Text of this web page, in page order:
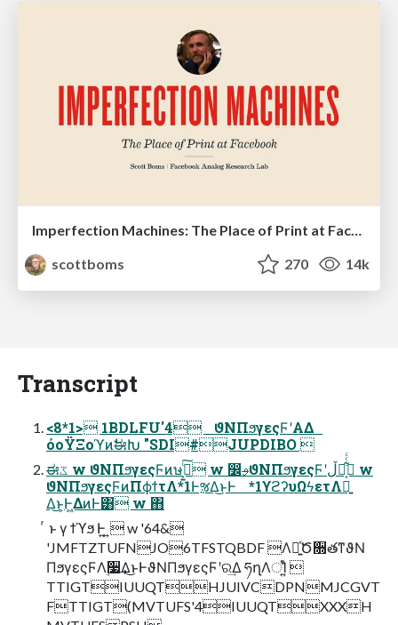
scottboms
270 14k
Transcript
<8*1> 1BDLFU'4 ϑΝΠϧγεςϜʹΑΔ
όοΫΞοϓͷࣗಈԽ "SDI#JUPDIBO 
ಈػ w ϑΝΠϧγεςϜͷษڧ͕͍ͨ͠ w ෼ࢄϑΝΠϧγεςϜʹڵຯ͕͋ͬͨ w
ϑΝΠϧγεςϜͷΠϕϯτΛ*1ͰૹΔ͜ͱͰ *1ϒϩʔυΩϟετΛ༻͍
Δ͜ͱ͕Ͱ͖ΔͷͰ͸ w ΋
ͬ ͱ γ ϯϓϧ Ͱ͍ ͍ w '64&
'JMFTZTUFNJO6TFSTQBDF Λ༻͍ͯԾ૝తͳϑΝ
ΠϧγεςϜΛ࣮૷͢Δ͜ͱͰϑΝΠϧγεςϜʹର͢Δ ཧղΛਂΊ͍ͨ 
TTIGTIUUQTHJUIVCDPNMJCGVT
FTTIGT(MVTUFS'4IUUQTXXXH